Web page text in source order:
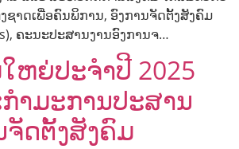
າດເພື່ອຄົນພິການ, ອົງການຈັດຕັ້ງສັງຄົມ
ຄະນະປະສານງານອົງການຈ…
ຫຍ່ປະຈໍາປີ 2025
າມະການປະສານ
ຈັດຕັ້ງສັງຄົມ